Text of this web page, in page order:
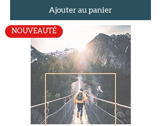
Ajouter au panier
NOUVEAUTÉ